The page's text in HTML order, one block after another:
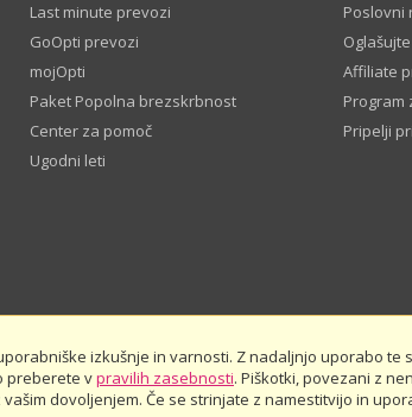
izkušnje in varnosti. Z nadaljnjo uporabo
preberete vpravilih zasebnosti. Piškotki, povezani z
dovoljenjem. Če se strinjate z namestitvijo in
Last minute prevozi
GoOpti prevozi
mojOpti
Paket Popolna brezskrbnost
Center za pomoč
Ugodni leti
Poslovni
Affiliate
Program
Pripelji
Splošni pogoji Pravila zasebnosti
Rezerviraj vnaprej - pravila in pogoji